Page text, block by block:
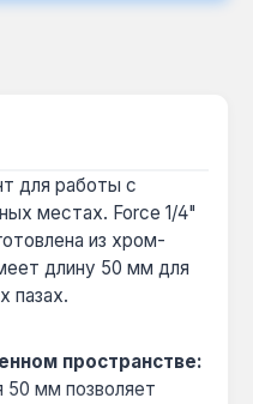
для работы с
местах. Force 1/4"
из хром-
длину 50 мм для
пазах.
пространстве:
50 мм позволяет